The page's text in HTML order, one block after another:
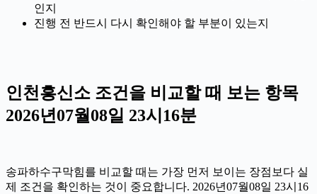
인지
진행 전 반드시 다시 확인해야 할 부분이 있는지
인천흥신소 조건을 비교할 때 보는 항목
2026년07월08일 23시16분
송파하수구막힘를 비교할 때는 가장 먼저 보이는 장점보다 실
제 조건을 확인하는 것이 중요합니다. 2026년07월08일 23시16